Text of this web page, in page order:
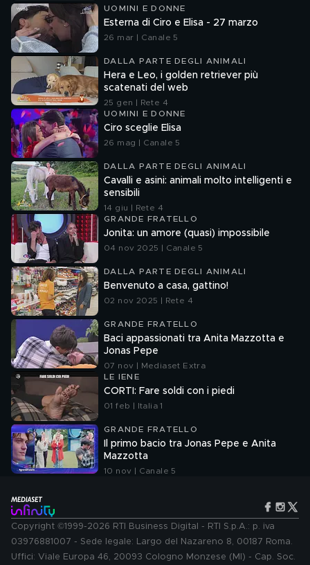
UOMINI E DONNE
Esterna di Ciro e Elisa - 27 marzo
26 mar | Canale 5
DALLA PARTE DEGLI ANIMALI
Hera e Leo, i golden retriever più
scatenati del web
25 gen | Rete 4
UOMINI E DONNE
Ciro sceglie Elisa
26 mag | Canale 5
DALLA PARTE DEGLI ANIMALI
Cavalli e asini: animali molto intelligenti e
sensibili
14 giu | Rete 4
GRANDE FRATELLO
Jonita: un amore (quasi) impossibile
04 nov 2025 | Canale 5
DALLA PARTE DEGLI ANIMALI
Benvenuto a casa, gattino!
02 nov 2025 | Rete 4
GRANDE FRATELLO
Baci appassionati tra Anita Mazzotta e
Jonas Pepe
07 nov | Mediaset Extra
LE IENE
CORTI: Fare soldi con i piedi
01 feb | Italia 1
GRANDE FRATELLO
Il primo bacio tra Jonas Pepe e Anita
Mazzotta
10 nov | Canale 5
Copyright ©1999-2026 RTI Business Digital - RTI S.p.A.: p. iva
03976881007 - Sede legale: Largo del Nazareno 8, 00187 Roma.
Uffici: Viale Europa 46, 20093 Cologno Monzese (MI) - Cap. Soc.